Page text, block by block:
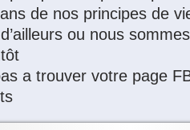
de nos principes de
ou nous
a trouver votre page